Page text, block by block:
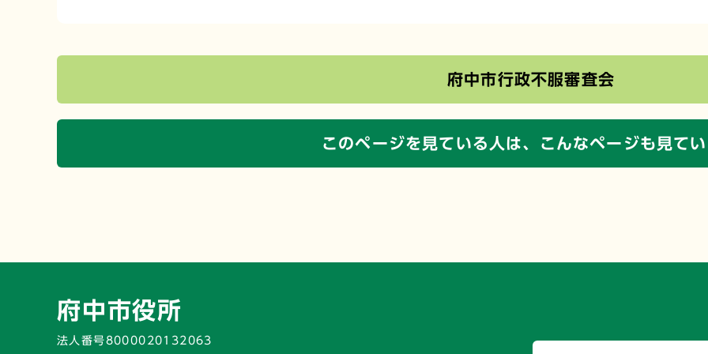
府中市行政不服審査会
このページを見ている人は、 こんなページも見て
府中市役所
法人番号8000020132063